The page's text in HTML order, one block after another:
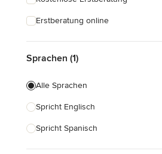
Erstberatung online
Sprachen (1)
Alle Sprachen
Spricht Englisch
Spricht Spanisch